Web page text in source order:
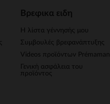
Βρεφικα ειδη
Η λίστα γέννησής μου
Συμβουλές βρεφανάπτυξης
Videos προϊόντων Prémaman
Γενική ασφάλεια του
προϊόντος